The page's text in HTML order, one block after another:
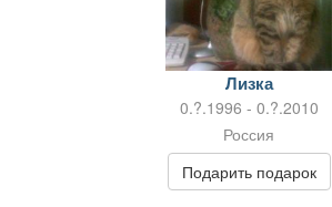
Лизка
0.?.1996 - 0.?.2010
Россия
Подарить подарок